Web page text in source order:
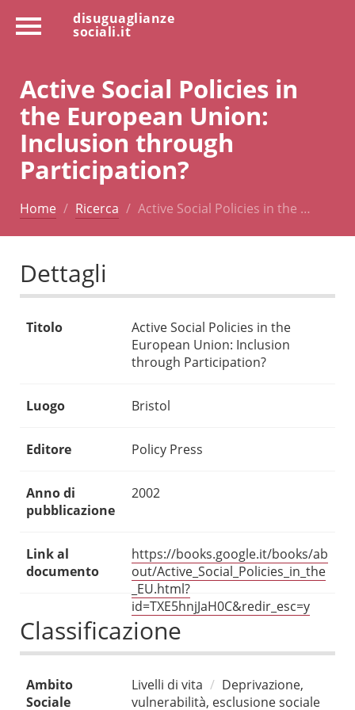
disuguaglianze
sociali.it
Active Social Policies in
the European Union:
Inclusion through
Participation?
Home Ricerca Active Social Policies in the …
Dettagli
Titolo
Active Social Policies in the
European Union: Inclusion
through Participation?
Luogo Bristol
Editore Policy Press
Anno di
pubblicazione
2002
Link al
documento
https://books.google.it/books/ab
out/Active_Social_Policies_in_the
_EU.html?
id=TXE5hnjJaH0C&redir_esc=y
Classificazione
Ambito
Sociale
Livelli di vita
Deprivazione,
vulnerabilità, esclusione sociale